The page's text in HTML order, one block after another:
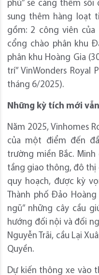
phú” sẽ càng thêm
sung thêm hàng loạt
gồm: 2 công viên của
cổng chào phân khu
phân khu Hoàng Gia
trí” VinWonders Royal
tháng 6/2025).
Những kỳ tích mới vẫn
Năm 2025, Vinhomes
của một điểm đến
trường miền Bắc.
tầng giao thông, đô thị
quy hoạch, được kỳ
Thành phố Đảo
ngũ” những cây cầu
hướng đối nội và đối
Nguyễn Trãi, cầu Lại
Quyền.
Dự kiến thông xe vào